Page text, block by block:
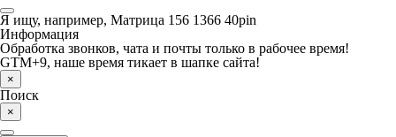
Я ищу, например, Матрица 156 1366 40pin
Информация
Обработка звонков, чата и почты только в рабочее время!
GTM+9, наше время тикает в шапке сайта!
×
Поиск
×